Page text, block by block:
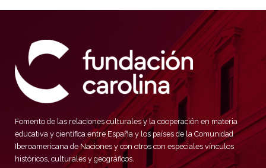
Fomento de las relaciones culturales y la cooperación en materia
educativa y científica entre España y los países de la Comunidad
Iberoamericana de Naciones y con otros con especiales vínculos
históricos, culturales y geográficos.